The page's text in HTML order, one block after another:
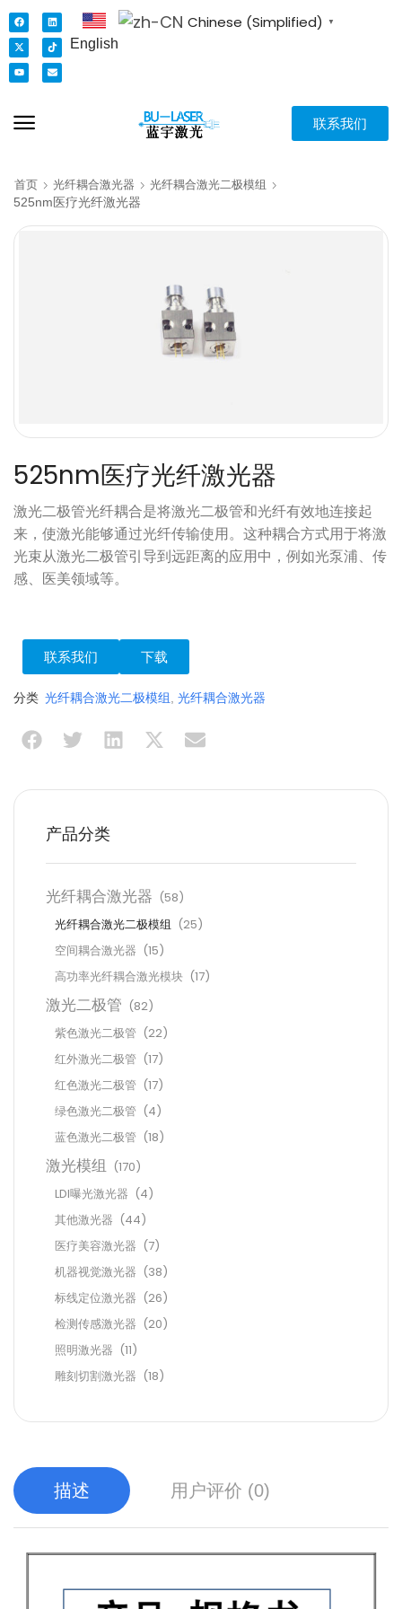
English
Chinese (Simplified) ▼
联系我们
首页 光纤耦合激光器 光纤耦合激光二极模组
525nm医疗光纤激光器
525nm医疗光纤激光器
激光二极管光纤耦合是将激光二极管和光纤有效地连接起
来，使激光能够通过光纤传输使用。这种耦合方式用于将激
光束从激光二极管引导到远距离的应用中，例如光泵浦、传
感、医美领域等。
联系我们 下载
分类 光纤耦合激光二极模组 光纤耦合激光器
产品分类
光纤耦合激光器 (58)
光纤耦合激光二极模组 (25)
空间耦合激光器 (15)
高功率光纤耦合激光模块 (17)
激光二极管 (82)
紫色激光二极管 (22)
红外激光二极管 (17)
红色激光二极管 (17)
绿色激光二极管 (4)
蓝色激光二极管 (18)
激光模组 (170)
LDI曝光激光器 (4)
其他激光器 (44)
医疗美容激光器 (7)
机器视觉激光器 (38)
标线定位激光器 (26)
检测传感激光器 (20)
照明激光器 (11)
雕刻切割激光器 (18)
描述 用户评价 (0)